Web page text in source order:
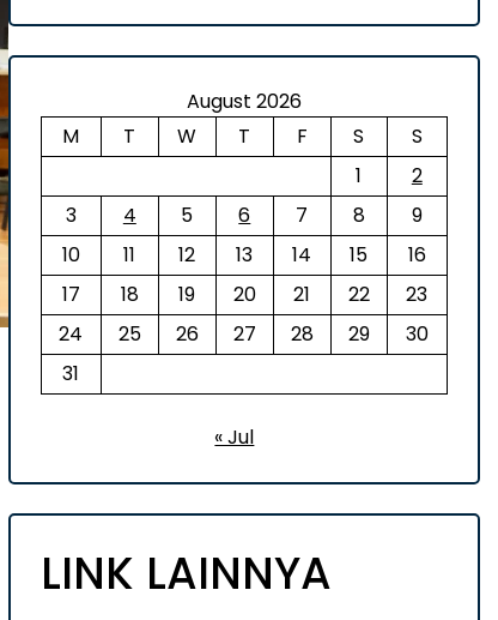
August 2026
M
T W T F S
S
1
2
3
4 5 6 7 8
9
10
11 12 13 14 15
16
17
18 19 20 21 22
23
24
25 26 27 28 29
30
31
« Jul
LINK LAINNYA